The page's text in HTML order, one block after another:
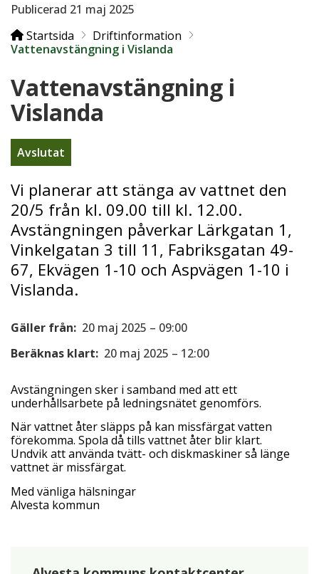
Publicerad 21 maj 2025
Startsida
Driftinformation
Vattenavstängning i Vislanda
Vattenavstängning i
Vislanda
Avslutat
Vi planerar att stänga av vattnet den
20/5 från kl. 09.00 till kl. 12.00.
Avstängningen påverkar Lärkgatan 1,
Vinkelgatan 3 till 11, Fabriksgatan 49-
67, Ekvägen 1-10 och Aspvägen 1-10 i
Vislanda.
Gäller från: 20 maj 2025 – 09:00
Beräknas klart: 20 maj 2025 – 12:00
Avstängningen sker i samband med att ett
underhållsarbete på ledningsnätet genomförs.
När vattnet åter släpps på kan missfärgat vatten
förekomma. Spola då tills vattnet åter blir klart.
Undvik att använda tvätt- och diskmaskiner så länge
vattnet är missfärgat.
Med vänliga hälsningar
Alvesta kommun